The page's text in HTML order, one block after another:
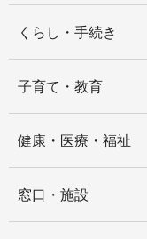
くらし・手続き
子育て・教育
健康・医療・福祉
窓口・施設